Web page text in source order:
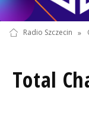
Radio Szczecin »
Total